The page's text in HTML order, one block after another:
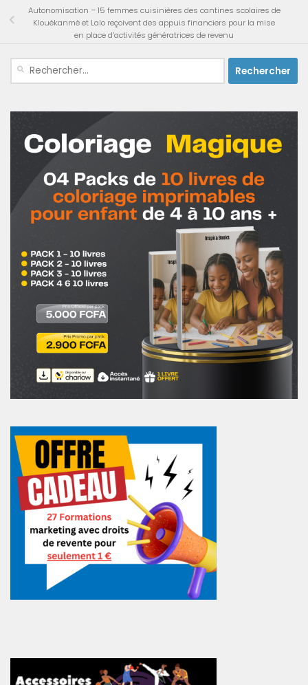
Autonomisation – 15 femmes cuisinières des cantines scolaires de
Klouékanmè et Lalo reçoivent des appuis financiers pour la mise
en place d’activités génératrices de revenu
Rechercher :